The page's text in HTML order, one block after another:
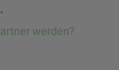
werden?